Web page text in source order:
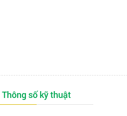
Thông số kỹ thuật